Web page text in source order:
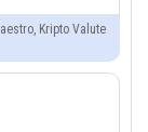
Kripto Valute